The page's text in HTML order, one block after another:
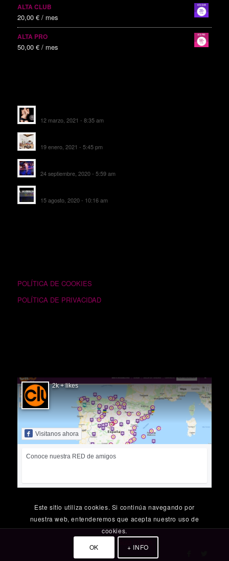
ALTA CLUB
20,00 € / mes
ALTA PRO
50,00 € / mes
12 marzo, 2021 - 8:35 am
19 enero, 2021 - 5:45 pm
24 septiembre, 2020 - 5:59 am
15 agosto, 2020 - 10:16 am
POLÍTICA DE COOKIES
POLÍTICA DE PRIVACIDAD
2k + likes
Visitanos ahora
Conoce nuestra RED de amigos
Este sitio utiliza cookies. Si continúa navegando por
nuestra web, entenderemos que acepta nuestro uso de
cookies.
OK
+ INFO